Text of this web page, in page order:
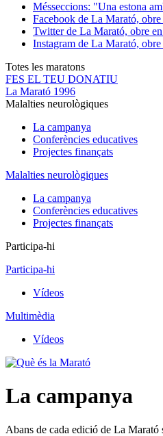
Mésseccions: "Una estona
Facebook de La Marató,
Twitter de La Marató, obre
Instagram de La Marató,
Totes les maratons
FES EL TEU DONATIU
La Marató 1996
Malalties neurològiques
La campanya
Conferències educatives
Projectes finançats
Malalties neurològiques
La campanya
Conferències educatives
Projectes finançats
Participa-hi
Participa-hi
Vídeos
Multimèdia
Vídeos
La campanya
Abans de cada edició de La